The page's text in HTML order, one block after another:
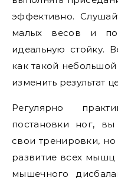
эффективно.
малых весов и
идеальную стойку.
как такой
изменить результат
Регулярно
постановки ног,
свои тренировки,
развитие всех мышц
мышечного